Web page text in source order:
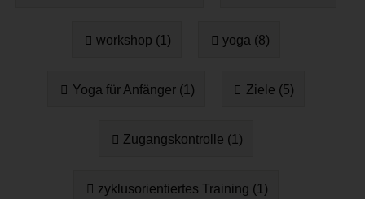
workshop (1) yoga (8)
Yoga für Anfänger (1) Ziele (5)
Zugangskontrolle (1)
zyklusorientiertes Training (1)